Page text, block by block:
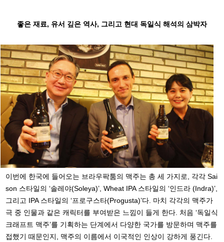
좋은 재료, 유서 깊은 역사, 그리고 현대 독일식 해석의 삼박자
이번에 한국에 들어오는 브라우팍툼의 맥주는 총 세 가지로, 각각 Sai
son 스타일의 ‘솔레야(Soleya)’, Wheat IPA 스타일의 ‘인드라 (Indra)’,
그리고 IPA 스타일의 ‘프로구스타(Progusta)’다. 마치 각각의 맥주가
극 중 인물과 같은 캐릭터를 부여받은 느낌이 들게 한다. 처음 ‘독일식
크래프트 맥주’를 기획하는 단계에서 다양한 국가를 방문하며 맥주를
접했기 때문인지, 맥주의 이름에서 이국적인 인상이 강하게 풍긴다.